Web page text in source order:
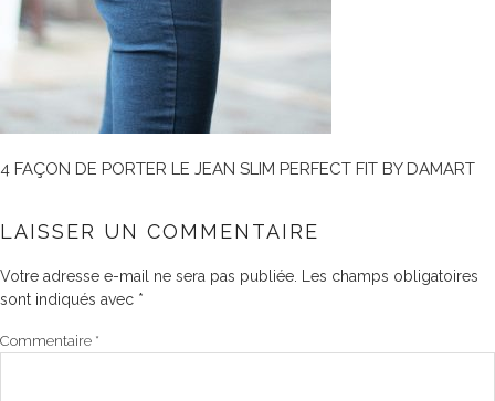
4 FAÇON DE PORTER LE JEAN SLIM PERFECT FIT BY DAMART
LAISSER UN COMMENTAIRE
Votre adresse e-mail ne sera pas publiée.
Les champs obligatoires
sont indiqués avec *
Commentaire *